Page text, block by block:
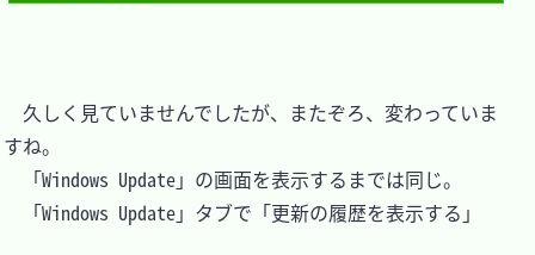
久しく見ていませんでしたが、またぞろ、変わっていま
すね。
「Windows Update」の画面を表示するまでは同じ。
「Windows Update」タブで「更新の履歴を表示する」